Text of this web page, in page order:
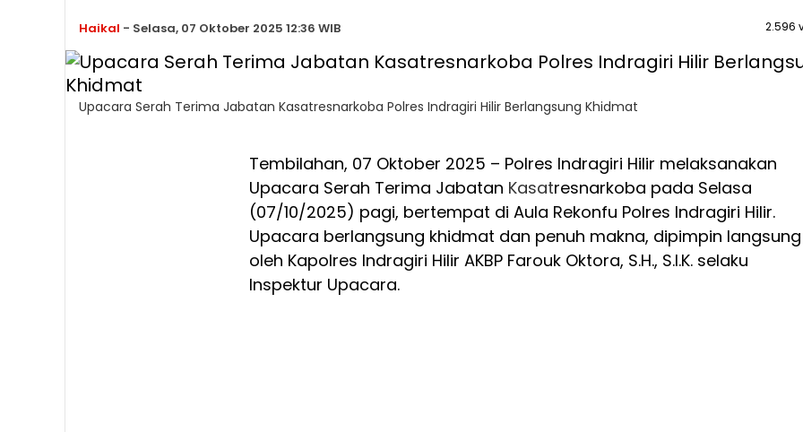
Haikal - Selasa, 07 Oktober 2025 12:36 WIB 2.596
Upacara Serah Terima Jabatan Kasatresnarkoba Polres Indragiri Hilir Berlangsung Khidmat
Tembilahan, 07 Oktober 2025 – Polres Indragiri Hilir melaksanakan
Upacara Serah Terima Jabatan Kasatresnarkoba pada Selasa
(07/10/2025) pagi, bertempat di Aula Rekonfu Polres Indragiri Hilir.
Upacara berlangsung khidmat dan penuh makna, dipimpin langsung
oleh Kapolres Indragiri Hilir AKBP Farouk Oktora, S.H., S.I.K. selaku
Inspektur Upacara.